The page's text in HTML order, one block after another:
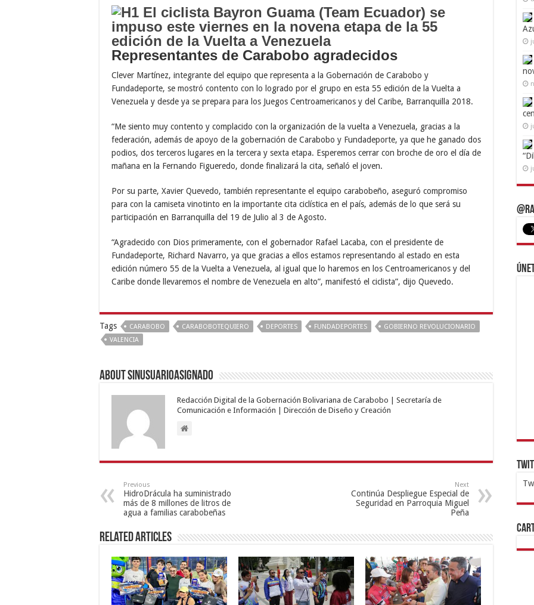
Representantes de Carabobo agradecidos
Clever Martínez, integrante del equipo que representa a la Gobernación de Carabobo y
Fundadeporte, se mostró contento con lo logrado por el grupo en esta 55 edición de la Vuelta a
Venezuela y desde ya se prepara para los Juegos Centroamericanos y del Caribe, Barranquilla 2018.
“Me siento muy contento y complacido con la organización de la vuelta a Venezuela, gracias a la
federación, además de apoyo de la gobernación de Carabobo y Fundadeporte, ya que he ganado dos
podios, dos terceros lugares en la tercera y sexta etapa. Esperemos cerrar con broche de oro el día de
mañana en la Fernando Figueredo, donde finalizará la cita, señaló el joven.
Por su parte, Xavier Quevedo, también representante el equipo carabobeño, aseguró compromiso
para con la camiseta vinotinto en la importante cita ciclística en el país, además de lo que será su
participación en Barranquilla del 19 de Julio al 3 de Agosto.
“Agradecido con Dios primeramente, con el gobernador Rafael Lacaba, con el presidente de
Fundadeporte, Richard Navarro, ya que gracias a ellos estamos representando al estado en esta
edición número 55 de la Vuelta a Venezuela, al igual que lo haremos en los Centroamericanos y del
Caribe donde llevaremos el nombre de Venezuela en alto”, manifestó el ciclista”, dijo Quevedo.
Tags CARABOBO CARABOBOTEQUIERO DEPORTES FUNDADEPORTES
GOBIERNO REVOLUCIONARIO
VALENCIA
About sinusuarioasignado
Redacción Digital de la Gobernación Bolivariana de Carabobo | Secretaría de
Comunicación e Información | Dirección de Diseño y Creación
Previous
HidroDrácula ha suministrado
más de 8 millones de litros de
agua a familias carabobeñas
Next
Continúa Despliegue Especial de
Seguridad en Parroquia Miguel
Peña
Related Articles